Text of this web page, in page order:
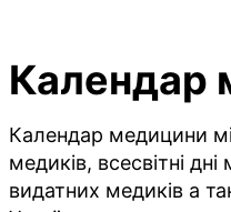
Календар
Календар медицини
медиків, всесвітні
видатних медиків а